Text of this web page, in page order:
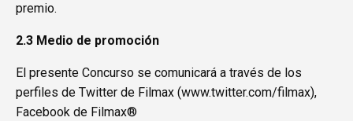
premio.
2.3 Medio de promoción
El presente Concurso se comunicará a través de los
perfiles de Twitter de Filmax (www.twitter.com/filmax),
Facebook de Filmax®